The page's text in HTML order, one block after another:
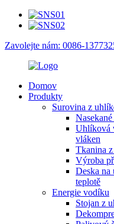
Zavolejte nám: 0086-
Domov
Produkty
Surovina z
Uhlíková
vláken
Tkanina
Výroba
Deska
teplotě
Energie vodíku
Stojan z